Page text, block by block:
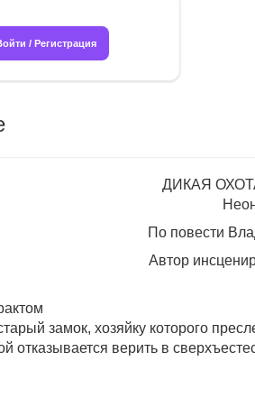
/ Регистрация
ДИКАЯ
По повести
Автор
замок, хозяйку которого
отказывается верить в